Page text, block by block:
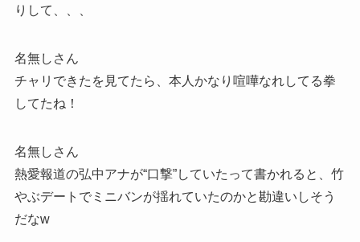
りして、、、
名無しさん
チャリできたを見てたら、本人かなり喧嘩なれしてる拳
してたね！
名無しさん
熱愛報道の弘中アナが“口撃”していたって書かれると、竹
やぶデートでミニバンが揺れていたのかと勘違いしそう
だなw